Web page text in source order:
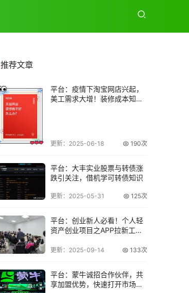
推荐文章
平台：疫情下淘宝网店兴起，
美工需求大增！装修成本知多
更新：2025-06-18 190次
平台：大丰实业股票与转债涨
跌引关注，借机学可转债知识
更新：2025-05-31 125次
平台：创业新人必看！个人轻
资产创业项目之APP拉新工作
更新：2025-09-14 133次
平台：蒙牛诚招合作伙伴，共
享加盟优势，快速打开市场实